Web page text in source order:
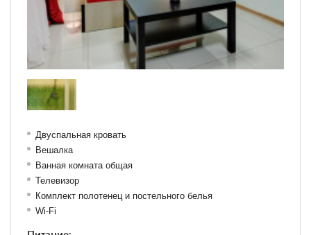
Двуспальная кровать
Вешалка
Ванная комната общая
Телевизор
Комплект полотенец и постельного белья
Wi-Fi